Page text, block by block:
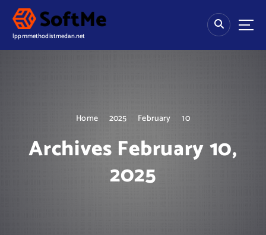
lppmmethodistmedan.net
Home 2025 February 10
Archives February 10,
2025